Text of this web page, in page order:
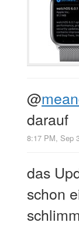
@
darauf
8:17 PM, Sep
das
schon